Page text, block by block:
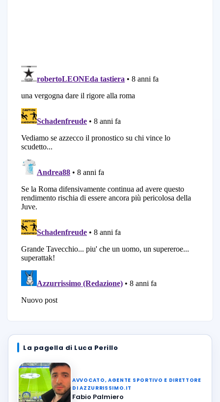
La pagella di Luca Perillo
AVVOCATO, AGENTE SPORTIVO E DIRETTORE
DI AZZURRISSIMO.IT
Fabio Palmiero